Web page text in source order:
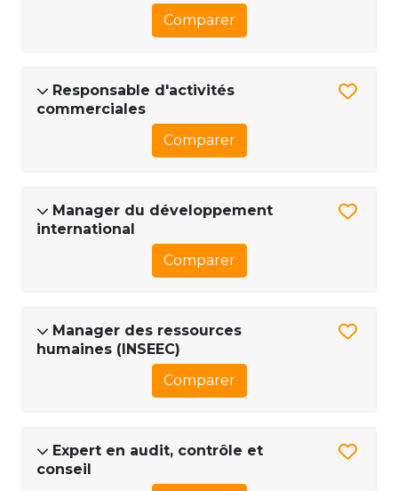
Comparer
Responsable d'activités
commerciales
Comparer
Manager du développement
international
Comparer
Manager des ressources
humaines (INSEEC)
Comparer
Expert en audit, contrôle et
conseil